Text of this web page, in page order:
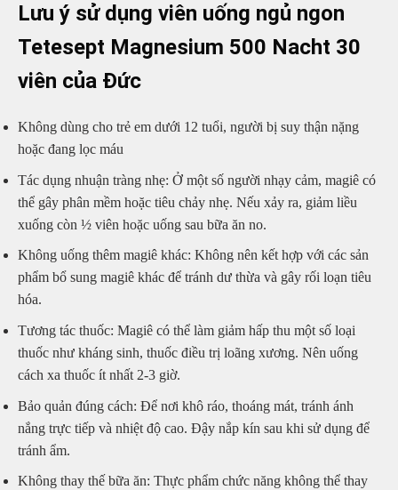
Lưu ý sử dụng viên uống ngủ ngon
Tetesept Magnesium 500 Nacht 30
viên của Đức
Không dùng cho trẻ em dưới 12 tuổi, người bị suy thận nặng
hoặc đang lọc máu
Tác dụng nhuận tràng nhẹ: Ở một số người nhạy cảm, magiê có
thể gây phân mềm hoặc tiêu chảy nhẹ. Nếu xảy ra, giảm liều
xuống còn ½ viên hoặc uống sau bữa ăn no.
Không uống thêm magiê khác: Không nên kết hợp với các sản
phẩm bổ sung magiê khác để tránh dư thừa và gây rối loạn tiêu
hóa.
Tương tác thuốc: Magiê có thể làm giảm hấp thu một số loại
thuốc như kháng sinh, thuốc điều trị loãng xương. Nên uống
cách xa thuốc ít nhất 2-3 giờ.
Bảo quản đúng cách: Để nơi khô ráo, thoáng mát, tránh ánh
nắng trực tiếp và nhiệt độ cao. Đậy nắp kín sau khi sử dụng để
tránh ẩm.
Không thay thế bữa ăn: Thực phẩm chức năng không thể thay